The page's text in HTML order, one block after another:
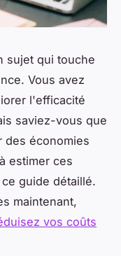
sujet qui touche
Vous avez
l'efficacité
saviez-vous que
des économies
estimer ces
guide détaillé.
maintenant,
vos coûts